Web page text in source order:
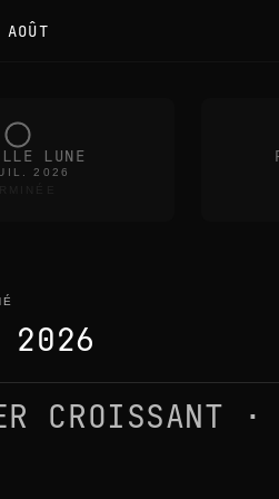
LUNE
2026
2026
CROISSANT ·